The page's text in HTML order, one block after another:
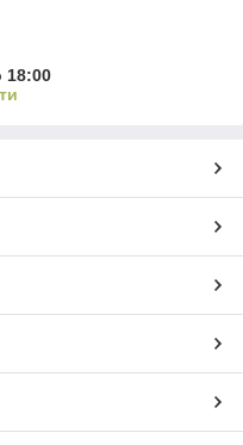
18:00